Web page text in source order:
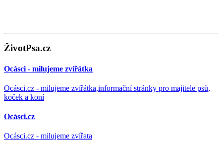
ŽivotPsa.cz
Ocásci - milujeme zvířátka
Ocásci.cz - milujeme zvířátka,informační stránky pro majitele psů,
koček a koní
Ocásci.cz
Ocásci.cz - milujeme zvířata